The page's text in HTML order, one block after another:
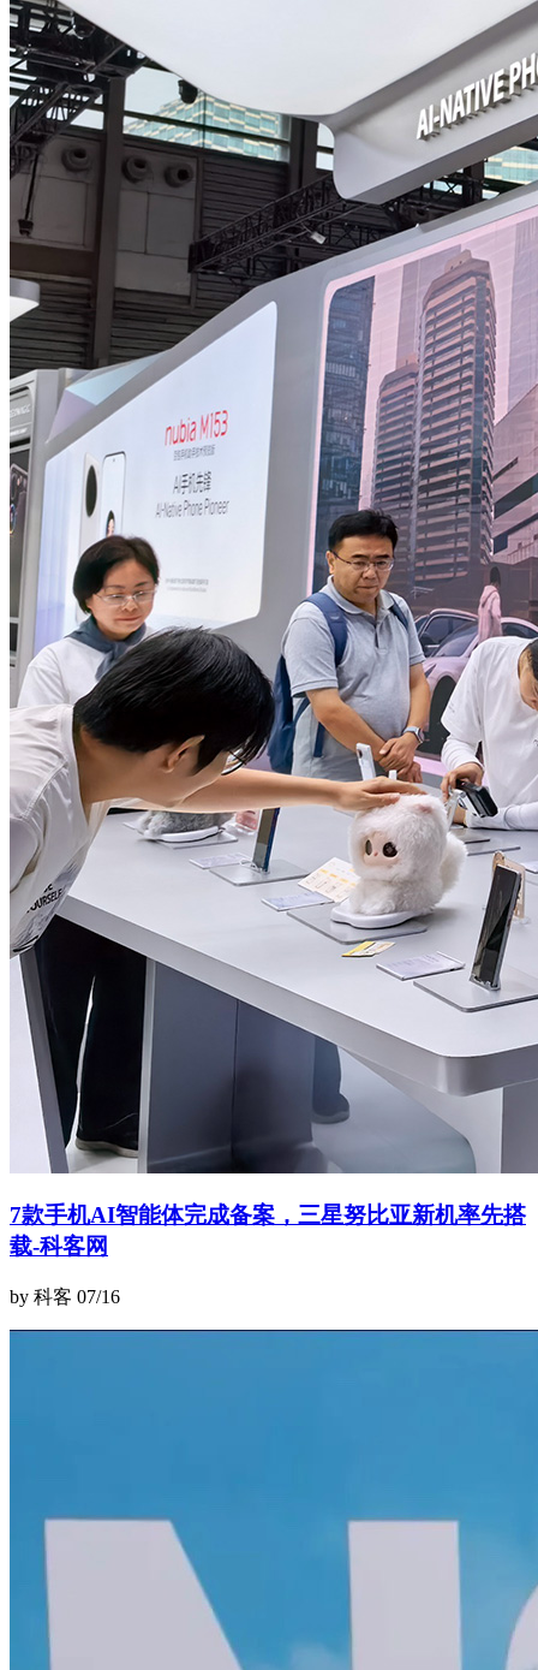
7款手机AI智能体完成备案，三星努比亚新机率先搭
载-科客网
by 科客 07/16